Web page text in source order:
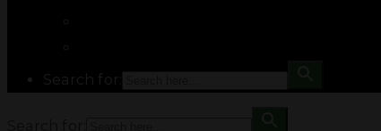
Search for: